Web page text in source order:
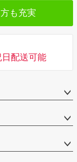
も充実
配送可能